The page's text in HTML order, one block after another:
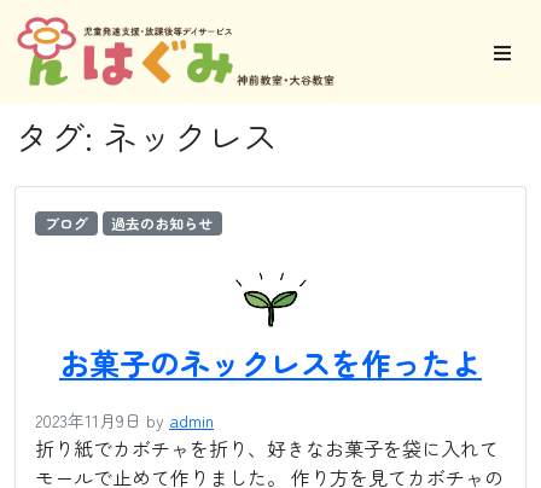
タグ: ネックレス
ブログ 過去のお知らせ
お菓子のネックレスを作ったよ
2023年11月9日 by admin
折り紙でカボチャを折り、好きなお菓子を袋に入れて
モールで止めて作りました。 作り方を見てカボチャの